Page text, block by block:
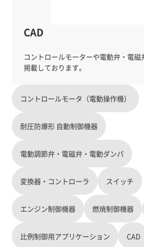
CAD
コントロールモーターや電動弁・電磁
コントロールモータ（電動操作機）
耐圧防爆形 自動制御機器
電動調節弁・電磁弁・電動ダンパ
変換器・コントローラ スイッチ
エンジン制御機器 燃焼制御機器
比例制御用アプリケーション CAD